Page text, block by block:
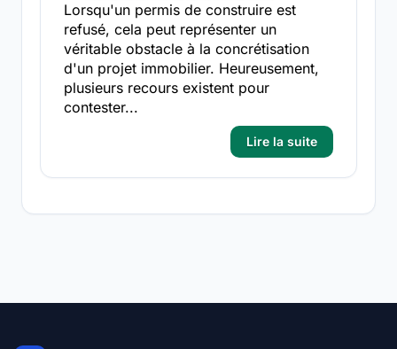
Lorsqu'un permis de construire est
refusé, cela peut représenter un
véritable obstacle à la concrétisation
d'un projet immobilier. Heureusement,
plusieurs recours existent pour
contester...
Lire la suite